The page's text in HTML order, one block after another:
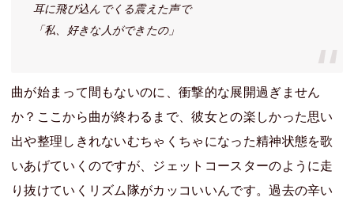
耳に飛び込んでくる震えた声で
「私、好きな人ができたの」
曲が始まって間もないのに、衝撃的な展開過ぎません
か？ここから曲が終わるまで、彼女との楽しかった思い
出や整理しきれないむちゃくちゃになった精神状態を歌
いあげていくのですが、ジェットコースターのように走
り抜けていくリズム隊がカッコいいんです。過去の辛い